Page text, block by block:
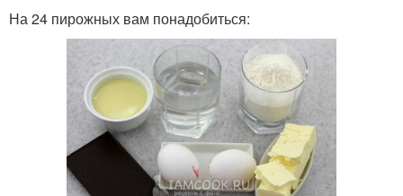
На 24 пирожных вам понадобиться: